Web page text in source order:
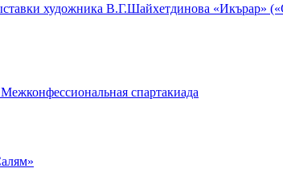
художника В.Г.Шайхетдинова «Икърар»
спартакиада